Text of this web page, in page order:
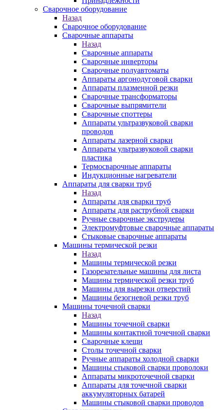
Сварочное оборудование
Назад
Сварочное оборудование
Сварочные аппараты
Назад
Сварочные аппараты
Сварочные инверторы
Сварочные полуавтоматы
Аппараты аргонодуговой сварки
Аппараты плазменной резки
Сварочные трансформаторы
Сварочные выпрямители
Сварочные споттеры
Аппараты ультразвуковой сварки
проводов
Аппараты лазерной сварки
Аппараты ультразвуковой сварки
пластика
Термосварочные аппараты
Индукционные нагреватели
Аппараты для сварки труб
Назад
Аппараты для сварки труб
Аппараты для раструбной сварки
Ручные сварочные экструдеры
Электромуфтовые сварочные аппараты
Стыковые сварочные аппараты
Машины термической резки
Назад
Машины термической резки
Газорезательные машины для листа
Машины термической резки труб
Машины для вырезки отверстий
Машины безогневой резки труб
Машины точечной сварки
Назад
Машины точечной сварки
Машины контактной точечной сварки
Сварочные клещи
Столы точечной сварки
Ручные аппараты холодной сварки
Машины стыковой сварки проволоки
Аппараты микроточечной сварки
Аппараты для точечной сварки
аккумуляторных батарей
Машины стыковой сварки проводов